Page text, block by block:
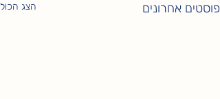
פוסטים אחרונים הצג הכול